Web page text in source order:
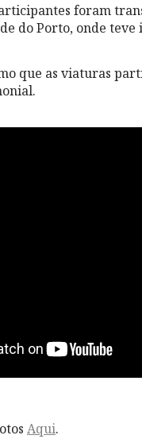
foram
do Porto, onde
que as viaturas
Aqui.